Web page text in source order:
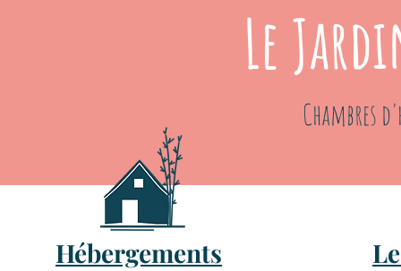
Le
Chambres
Hébergements